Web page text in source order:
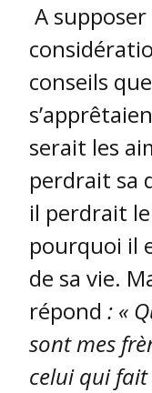
A
conseils
serait les
perdrait sa
il perdrait
pourquoi il
de sa vie.
répond : «
sont mes
celui qui